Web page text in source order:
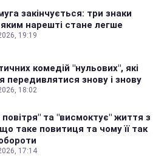
закінчується: три знаки
яким нарешті стане легше
19:19
комедій "нульових", які
передивлятися знову і знову
18:02
повітря" та "висмоктує" життя з
таке повитиця та чому її так
17:14